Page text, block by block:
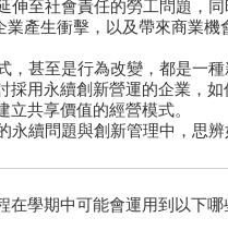
伸至社會責任的勞工問題，
業產生衝擊，以及帶來商業機
甚至是行為改變，都是一種
用永續創新營運的企業，
共享價值的經營模式。
永續問題與創新管理中，思
在學期中可能會運用到以下